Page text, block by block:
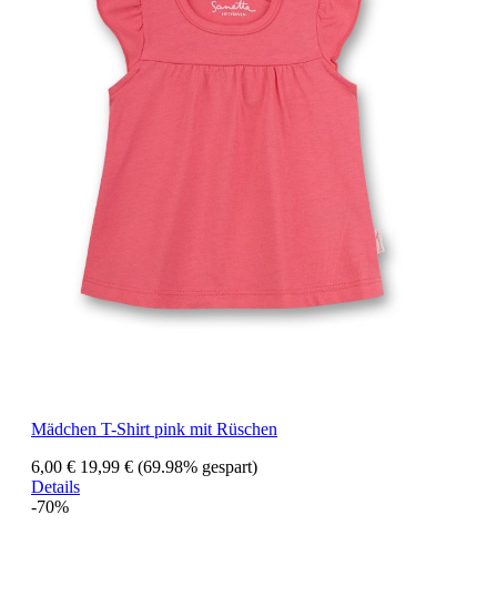
Mädchen T-Shirt pink mit Rüschen
6,00 € 19,99 € (69.98% gespart)
Details
-70%